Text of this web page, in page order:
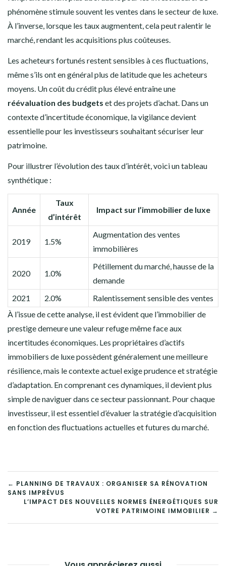
phénomène stimule souvent les ventes dans le secteur de luxe.
À l’inverse, lorsque les taux augmentent, cela peut ralentir le
marché, rendant les acquisitions plus coûteuses.
Les acheteurs fortunés restent sensibles à ces fluctuations,
même s’ils ont en général plus de latitude que les acheteurs
moyens. Un coût du crédit plus élevé entraîne une
réévaluation des budgets et des projets d’achat. Dans un
contexte d’incertitude économique, la vigilance devient
essentielle pour les investisseurs souhaitant sécuriser leur
patrimoine.
Pour illustrer l’évolution des taux d’intérêt, voici un tableau
synthétique :
Année
Taux
d’intérêt
Impact sur l’immobilier de luxe
2019 1.5%
Augmentation des ventes
immobilières
2020 1.0%
Pétillement du marché, hausse de la
demande
2021
2.0%
Ralentissement sensible des ventes
À l’issue de cette analyse, il est évident que l’immobilier de
prestige demeure une valeur refuge même face aux
incertitudes économiques. Les propriétaires d’actifs
immobiliers de luxe possèdent généralement une meilleure
résilience, mais le contexte actuel exige prudence et stratégie
d’adaptation. En comprenant ces dynamiques, il devient plus
simple de naviguer dans ce secteur passionnant. Pour chaque
investisseur, il est essentiel d’évaluer la stratégie d’acquisition
en fonction des fluctuations actuelles et futures du marché.
NAVIGATION
DE
L’ARTICLE
← PLANNING DE TRAVAUX : ORGANISER SA RÉNOVATION
SANS IMPRÉVUS
L’IMPACT DES NOUVELLES NORMES ÉNERGÉTIQUES SUR
VOTRE PATRIMOINE IMMOBILIER →